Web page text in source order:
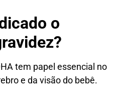
o
tem papel essencial no
e da visão do bebê.